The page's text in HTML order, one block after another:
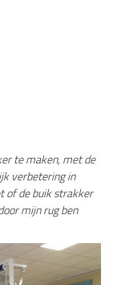
te maken, met de
verbetering in
of de buik strakker
mijn rug ben